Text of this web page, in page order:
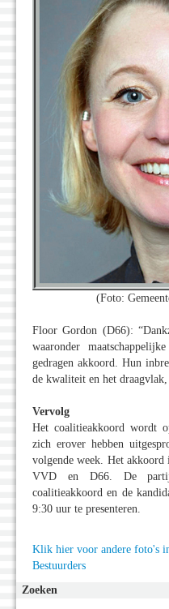
(Foto:
Floor Gordon (D66):
waaronder
gedragen akkoord. Hun
de kwaliteit en het
Vervolg
Het coalitieakkoord wordt
zich erover hebben
volgende week. Het akkoord
VVD en D66. De
coalitieakkoord en de
9:30 uur te presenteren.
Klik hier voor andere foto's
Bestuurders
Zoeken